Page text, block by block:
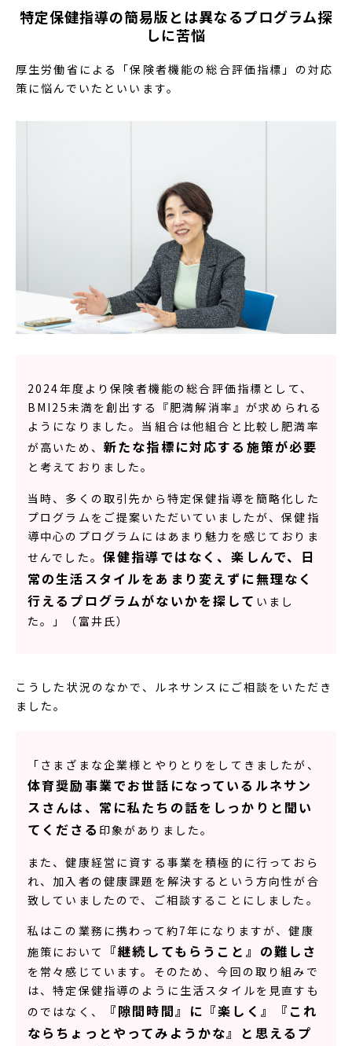
特定保健指導の簡易版とは異なるプログラム探
しに苦悩
厚生労働省による「保険者機能の総合評価指標」の対応
策に悩んでいたといいます。
2024年度より保険者機能の総合評価指標として、
BMI25未満を創出する『肥満解消率』が求められる
ようになりました。当組合は他組合と比較し肥満率
が高いため、 新たな指標に対応する施策が必要
と考えておりました。
当時、多くの取引先から特定保健指導を簡略化した
プログラムをご提案いただいていましたが、保健指
導中心のプログラムにはあまり魅力を感じておりま
せんでした。 保健指導ではなく、楽しんで、日
常の生活スタイルをあまり変えずに無理なく
行えるプログラムがないかを探して いまし
た。」（富井氏）
こうした状況のなかで、ルネサンスにご相談をいただき
ました。
「さまざまな企業様とやりとりをしてきましたが、
体育奨励事業でお世話になっているルネサン
スさんは、常に私たちの話をしっかりと聞い
てくださる 印象がありました。
また、健康経営に資する事業を積極的に行っておら
れ、加入者の健康課題を解決するという方向性が合
致していましたので、ご相談することにしました。
私はこの業務に携わって約7年になりますが、健康
施策において
『継続してもらうこと』の難しさ
を常々感じています。そのため、今回の取り組みで
は、特定保健指導のように生活スタイルを見直すも
のではなく、
『隙間時間』に『楽しく』『これ
ならちょっとやってみようかな』と思えるプ